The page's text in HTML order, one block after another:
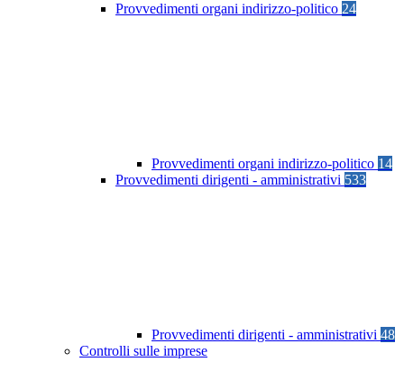
Provvedimenti organi indirizzo-politico 24
Provvedimenti organi indirizzo-politico 14
Provvedimenti dirigenti - amministrativi 533
Provvedimenti dirigenti - amministrativi 48
Controlli sulle imprese